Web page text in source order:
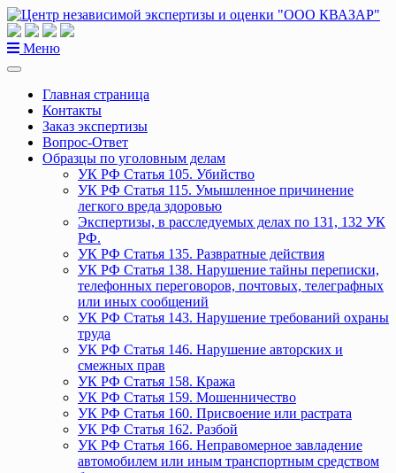
Перейти
к
содержанию
Меню
Главная страница
Контакты
Заказ экспертизы
Вопрос-Ответ
Образцы по уголовным делам
УК РФ Статья 105. Убийство
УК РФ Статья 115. Умышленное причинение
легкого вреда здоровью
Экспертизы, в расследуемых делах по 131, 132 УК
РФ.
УК РФ Статья 135. Развратные действия
УК РФ Статья 138. Нарушение тайны переписки,
телефонных переговоров, почтовых, телеграфных
или иных сообщений
УК РФ Статья 143. Нарушение требований охраны
труда
УК РФ Статья 146. Нарушение авторских и
смежных прав
УК РФ Статья 158. Кража
УК РФ Статья 159. Мошенничество
УК РФ Статья 160. Присвоение или растрата
УК РФ Статья 162. Разбой
УК РФ Статья 166. Неправомерное завладение
автомобилем или иным транспортным средством